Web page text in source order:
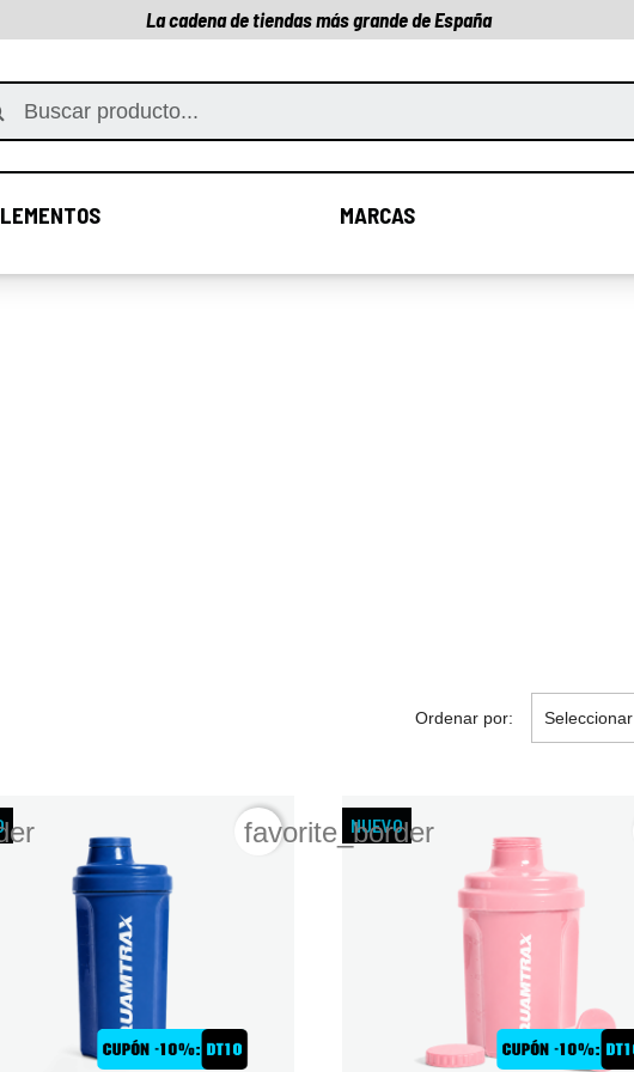
La cadena de tiendas más grande de España
MARCAS
COMPLEMENTOS MARCAS
Ordenar por: Seleccionar
favorite_border
NUEVO